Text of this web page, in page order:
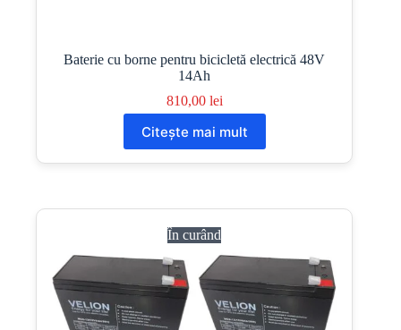
Baterie cu borne pentru bicicletă electrică 48V
14Ah
810,00 lei
Citește mai mult
În curând